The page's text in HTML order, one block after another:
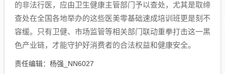
的非法行医，应由卫生健康主管部门予以查处，尤其是取缔
查处在全国各地举办的这些医美零基础速成培训班更是刻不
容缓。只有卫健、市场监管等相关部门联动重拳打击这一黑
色产业链，才能守护好消费者的合法权益和健康安全。
责任编辑：杨强_NN6027